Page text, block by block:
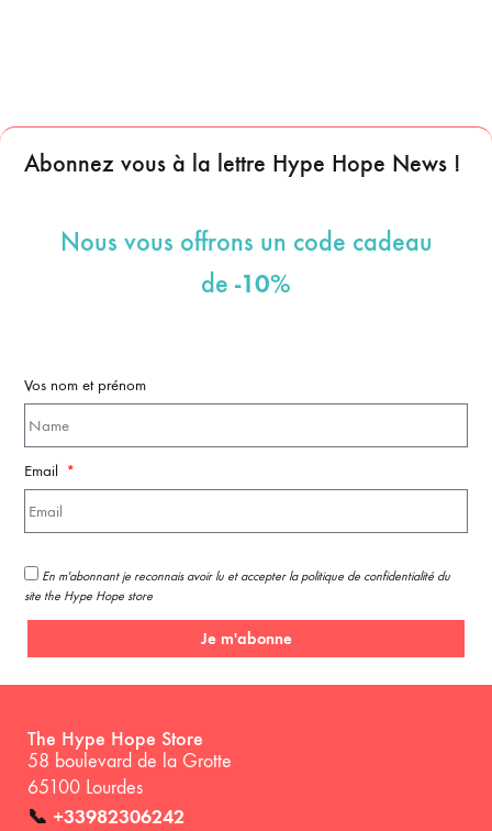
Abonnez vous à la lettre Hype Hope News !
Nous vous offrons un code cadeau
de -10%
Vos nom et prénom
Email
En m'abonnant je reconnais avoir lu et accepter la politique de confidentialité du
site the Hype Hope store
Je m'abonne
The Hype Hope Store
58 boulevard de la Grotte
65100 Lourdes
📞 +33982306242